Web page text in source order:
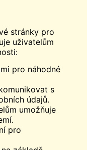
stránky pro
uživatelům
pro náhodné
s
údajů.
umožňuje
pro